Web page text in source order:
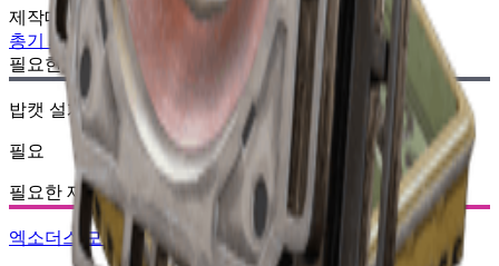
제작대
:
총기 제작
필요한 설계도:
밥캣 설계도
필요
필요한 재료:
엑소더스 모듈